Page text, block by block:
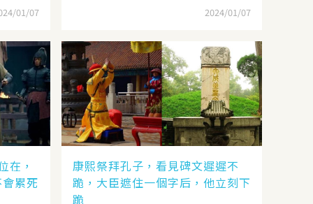
01/07 2024/01/07
在，
累死
康熙祭拜孔子，看見碑文遲遲不
跪，大臣遮住一個字后，他立刻下
跪